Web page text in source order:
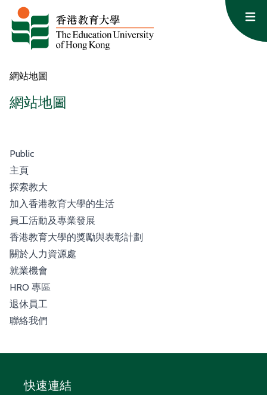
跳至主要內容
網站地圖
網站地圖
Public
主頁
探索教大
加入香港教育大學的生活
員工活動及專業發展
香港教育大學的獎勵與表彰計劃
關於人力資源處
就業機會
HRO 專區
退休員工
聯絡我們
快速連結